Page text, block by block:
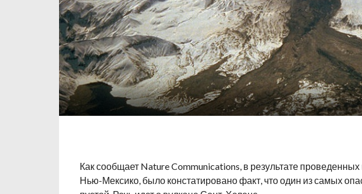
Как сообщает Nature Communications, в результате
Нью-Мексико, было констатировано факт, что один из самых